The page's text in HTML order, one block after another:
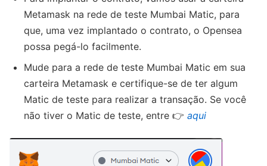
Metamask na rede de teste Mumbai Matic, para
que, uma vez implantado o contrato, o Opensea
possa pegá-lo facilmente.
Mude para a rede de teste Mumbai Matic em sua
carteira Metamask e certifique-se de ter algum
Matic de teste para realizar a transação. Se você
não tiver o Matic de teste, entre 👉 aqui